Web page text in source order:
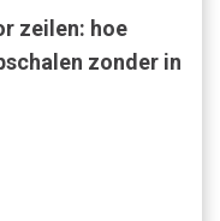
zeilen: hoe
zonder in